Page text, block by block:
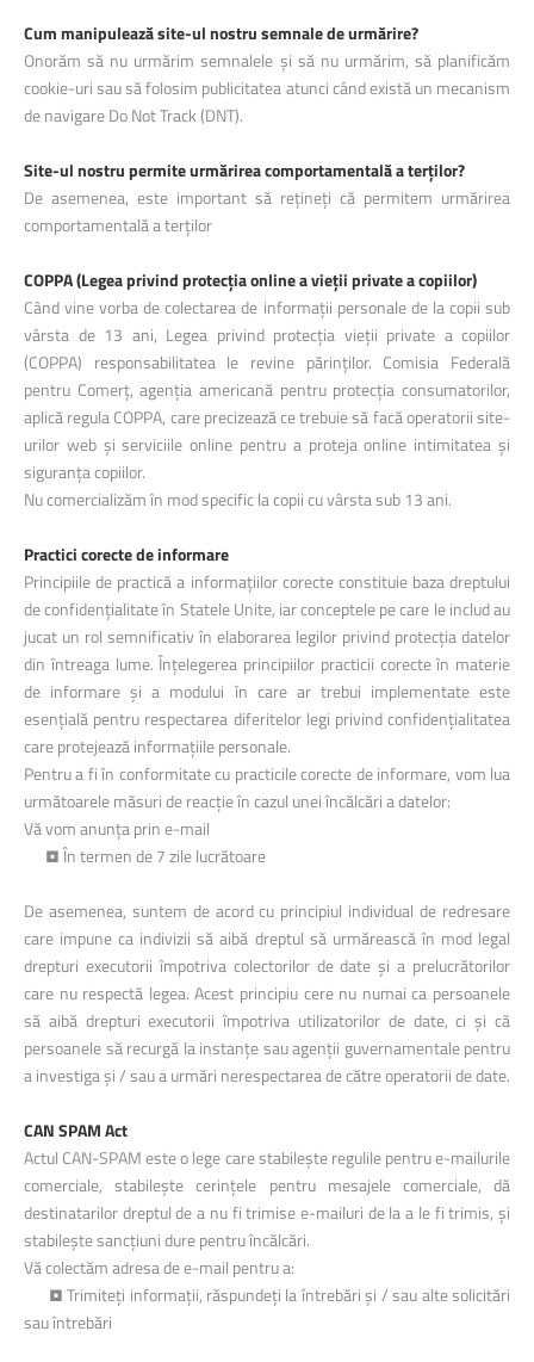
Cum manipulează site-ul nostru semnale de urmărire?
Onorăm să nu urmărim semnalele și să nu urmărim, să planificăm
cookie-uri sau să folosim publicitatea atunci când există un mecanism
de navigare Do Not Track (DNT).
Site-ul nostru permite urmărirea comportamentală a terților?
De asemenea, este important să rețineți că permitem urmărirea
comportamentală a terților
COPPA (Legea privind protecția online a vieții private a copiilor)
Când vine vorba de colectarea de informații personale de la copii sub
vârsta de 13 ani, Legea privind protecția vieții private a copiilor
(COPPA) responsabilitatea le revine părinților. Comisia Federală
pentru Comerț, agenția americană pentru protecția consumatorilor,
aplică regula COPPA, care precizează ce trebuie să facă operatorii site-
urilor web și serviciile online pentru a proteja online intimitatea și
siguranța copiilor.
Nu comercializăm în mod specific la copii cu vârsta sub 13 ani.
Practici corecte de informare
Principiile de practică a informațiilor corecte constituie baza dreptului
de confidențialitate în Statele Unite, iar conceptele pe care le includ au
jucat un rol semnificativ în elaborarea legilor privind protecția datelor
din întreaga lume. Înțelegerea principiilor practicii corecte în materie
de informare și a modului în care ar trebui implementate este
esențială pentru respectarea diferitelor legi privind confidențialitatea
care protejează informațiile personale.
Pentru a fi în conformitate cu practicile corecte de informare, vom lua
următoarele măsuri de reacție în cazul unei încălcări a datelor:
Vă vom anunța prin e-mail
• În termen de 7 zile lucrătoare
De asemenea, suntem de acord cu principiul individual de redresare
care impune ca indivizii să aibă dreptul să urmărească în mod legal
drepturi executorii împotriva colectorilor de date și a prelucrătorilor
care nu respectă legea. Acest principiu cere nu numai ca persoanele
să aibă drepturi executorii împotriva utilizatorilor de date, ci și că
persoanele să recurgă la instanțe sau agenții guvernamentale pentru
a investiga și / sau a urmări nerespectarea de către operatorii de date.
CAN SPAM Act
Actul CAN-SPAM este o lege care stabilește regulile pentru e-mailurile
comerciale, stabilește cerințele pentru mesajele comerciale, dă
destinatarilor dreptul de a nu fi trimise e-mailuri de la a le fi trimis, și
stabilește sancțiuni dure pentru încălcări.
Vă colectăm adresa de e-mail pentru a:
• Trimiteți informații, răspundeți la întrebări și / sau alte solicitări
sau întrebări